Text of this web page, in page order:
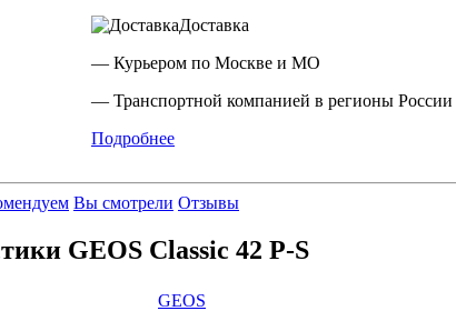
Доставка
— Курьером по Москве и МО
— Транспортной компанией в регионы России
Подробнее
Вы смотрели Отзывы
GEOS Classic 42 P-S
GEOS